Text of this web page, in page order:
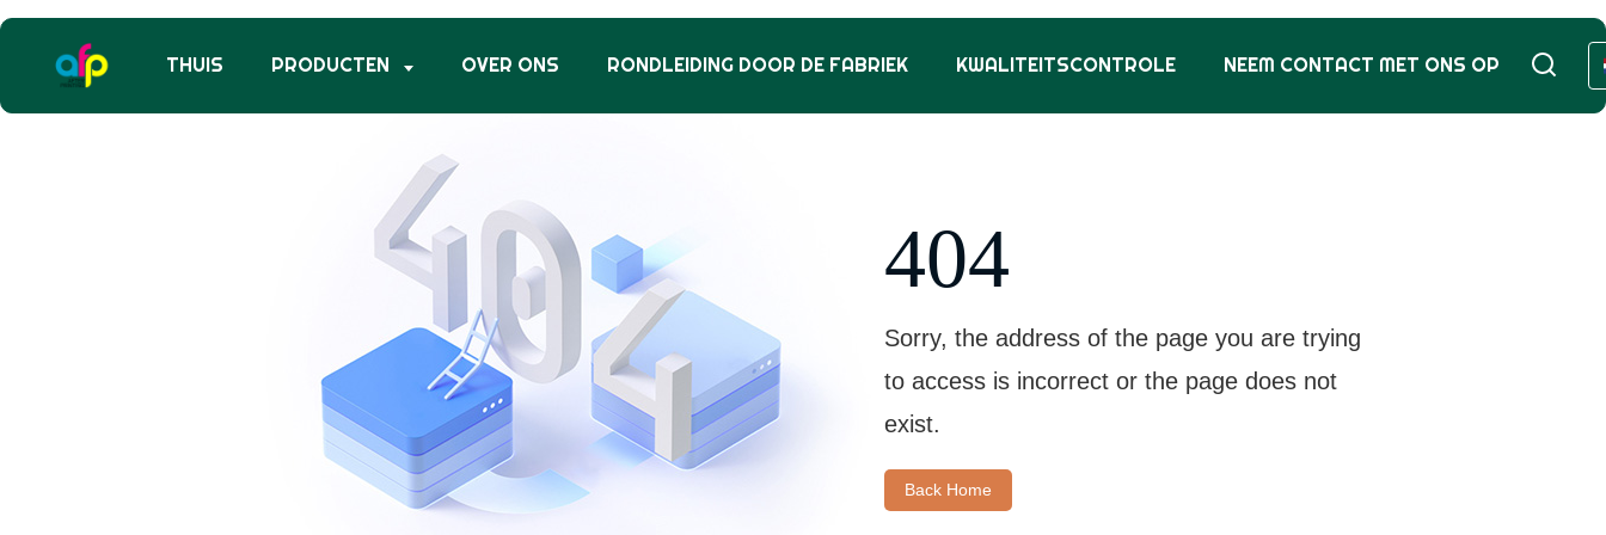
THUIS PRODUCTEN OVER ONS RONDLEIDING DOOR DE FABRIEK KWALITEITSCONTROLE NEEM CONTACT MET ONS OP
404
Sorry, the address of the page you are trying
to access is incorrect or the page does not
exist.
Back Home